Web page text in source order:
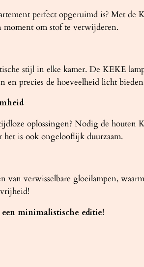
perfect opgeruimd is? Met
moment om stof te verwijderen.
stijl in elke kamer. De KEKE
en precies de hoeveelheid licht
oplossingen? Nodig de
het is ook ongelooflijk duurzaam.
van verwisselbare gloeilampen,
minimalistische editie!